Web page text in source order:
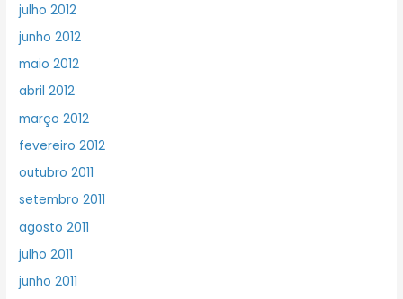
julho 2012
junho 2012
maio 2012
abril 2012
março 2012
fevereiro 2012
outubro 2011
setembro 2011
agosto 2011
julho 2011
junho 2011